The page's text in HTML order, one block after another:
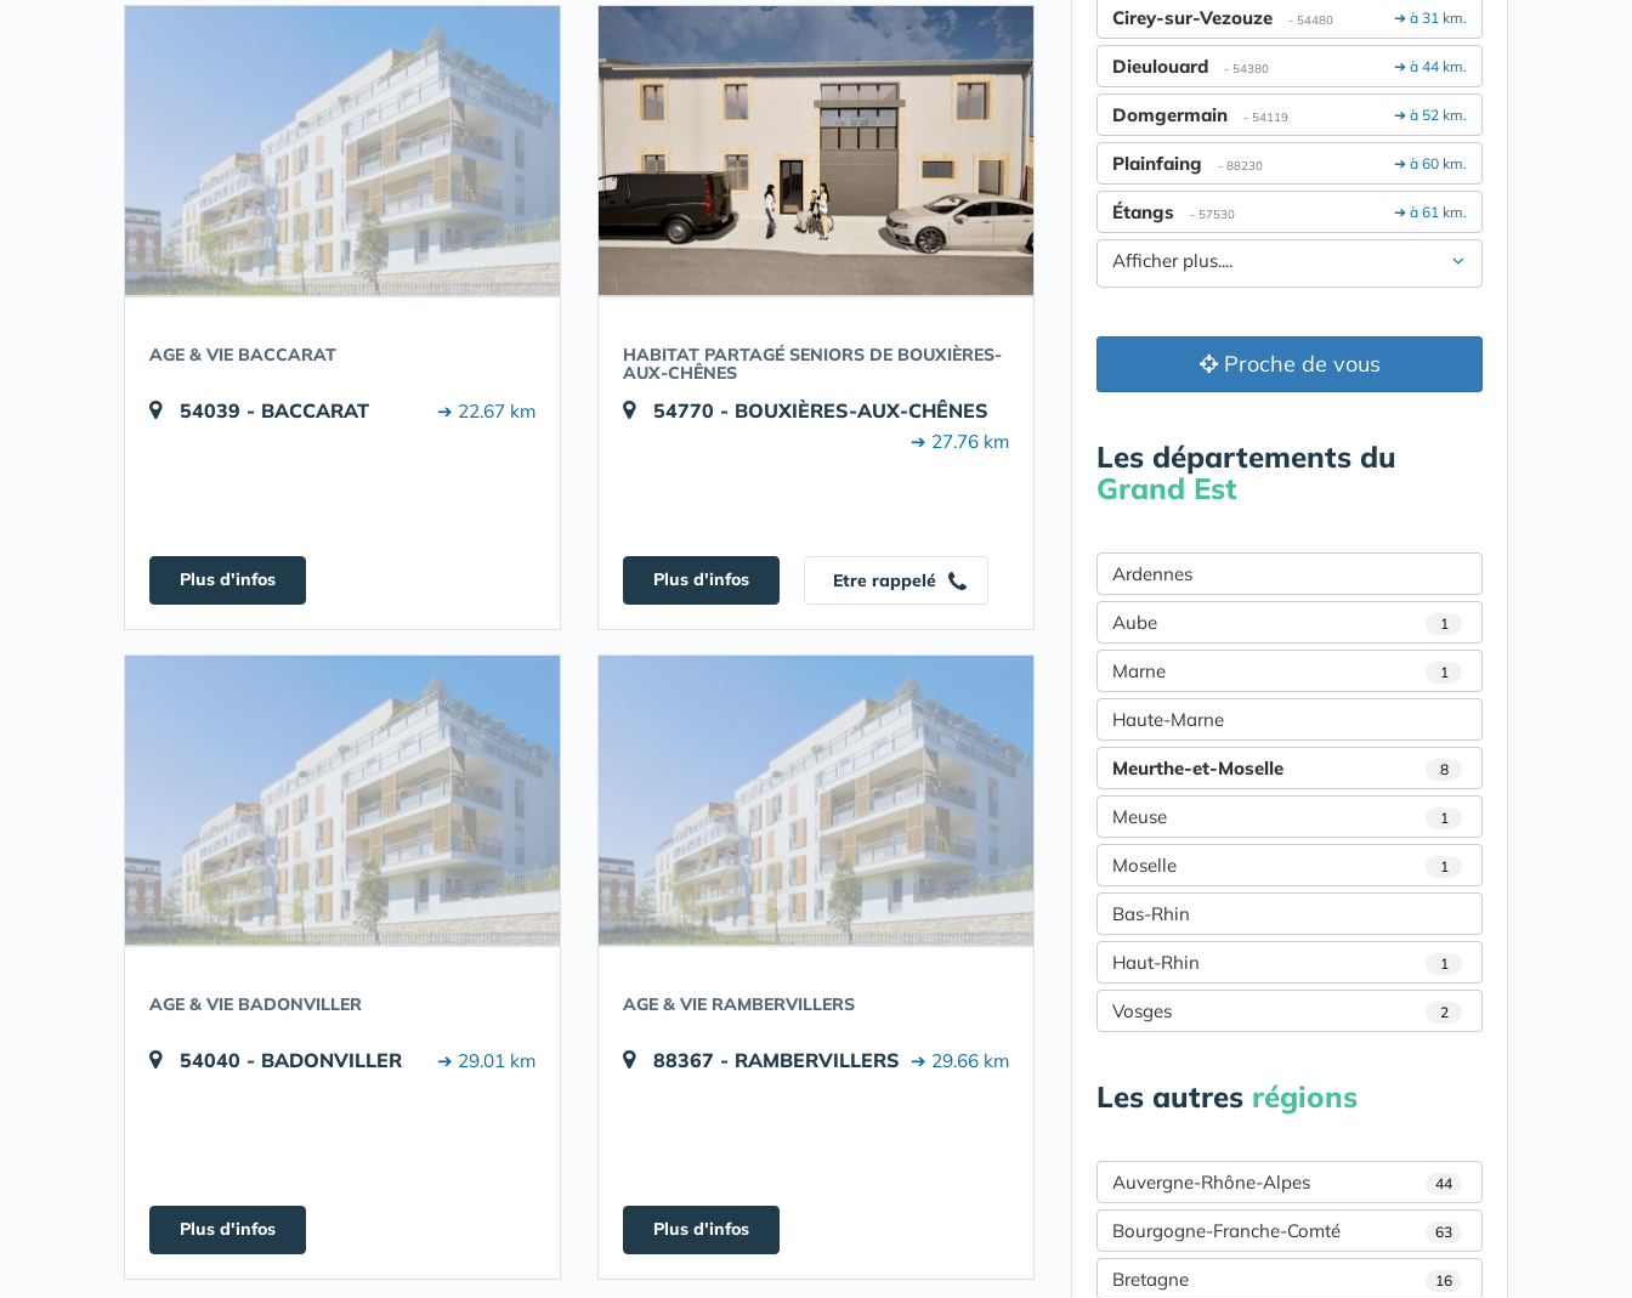
AGE & VIE BACCARAT
54039 - BACCARAT ➔ 22.67 km
Plus d'infos
HABITAT PARTAGÉ SENIORS DE BOUXIÈRES-
AUX-CHÊNES
54770 - BOUXIÈRES-AUX-CHÊNES
➔ 27.76 km
Plus d'infos Etre rappelé
AGE & VIE BADONVILLER
54040 - BADONVILLER ➔ 29.01 km
Plus d'infos
AGE & VIE RAMBERVILLERS
88367 - RAMBERVILLERS ➔ 29.66 km
Plus d'infos
➔ à 31 km.
Cirey-sur-Vezouze - 54480
➔ à 44 km.
Dieulouard - 54380
➔ à 52 km.
Domgermain - 54119
➔ à 60 km.
Plainfaing - 88230
➔ à 61 km.
Étangs - 57530
Afficher plus....
Proche de vous
Les départements du
Grand Est
Ardennes
Aube 1
Marne 1
Haute-Marne
Meurthe-et-Moselle 8
Meuse 1
Moselle 1
Bas-Rhin
Haut-Rhin 1
Vosges 2
Les autres régions
Auvergne-Rhône-Alpes 44
Bourgogne-Franche-Comté 63
Bretagne 16